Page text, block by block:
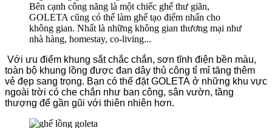
Bên cạnh công năng là một chiếc ghế thư giãn,
GOLETA cũng có thể làm ghế tạo điểm nhấn cho
không gian. Nhất là những không gian thương mại như
nhà hàng, homestay, co-living...
Với ưu điểm khung sắt chắc chắn, sơn tĩnh điện bền màu,
toàn bộ khung lồng được đan dây thủ công tỉ mỉ tăng thêm
vẻ đẹp sang trọng. Bạn có thể đặt GOLETA ở những khu vực
ngoài trời có che chắn như ban công, sân vườn, tầng
thượng để gần gũi với thiên nhiên hơn.